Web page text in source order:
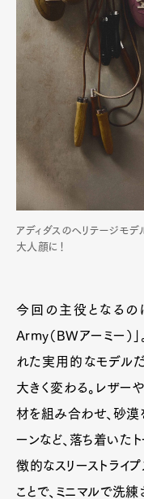
アディダスのヘリテージモ
大人顔に！
今回の主役となるの
Army（BWアーミー）
れた実用的なモデル
大きく変わる。レザー
材を組み合わせ、砂漠
ーンなど、落ち着いた
徴的なスリーストライ
ことで、ミニマルで洗